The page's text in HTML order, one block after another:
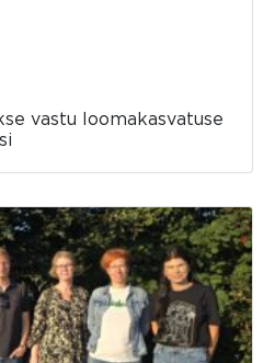
vastu loomakasvatuse